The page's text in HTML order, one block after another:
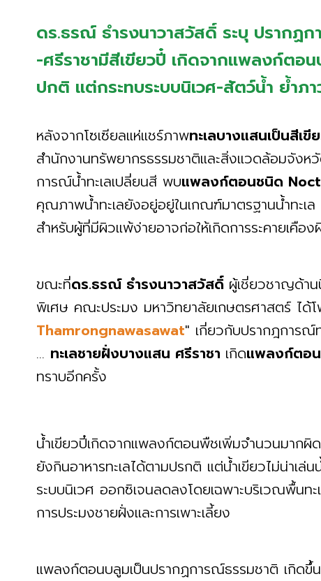
ดร.ธรณ์ ธำรงนาวาสวัสดิ์ ระบุ ปรากฏ
-ศรีราชามีสีเขียวปี๋ เกิดจากแพลงก์ตอ
ปกติ แต่กระทบระบบนิเวศ-สัตว์น้ำ ย้ำภ
หลังจากโซเซียลแห่แชร์ภาพทะเลบางแสนเป็นสีเขี
สำนักงานทรัพยากรธรรมชาติและสิ่งแวดล้อมจัง
การณ์น้ำทะเลเปลี่ยนสี พบแพลงก์ตอนชนิด
คุณภาพน้ำทะเลยังอยู่อยู่ในเกณฑ์มาตรฐานน้ำทะ
สำหรับผู้ที่มีผิวแพ้ง่ายอาจก่อให้เกิดการระคายเคือ
ขณะที่ดร.ธรณ์ ธำรงนาวาสวัสดิ์ ผู้เชี่ยวชาญด้า
พิเศษ คณะประมง มหาวิทยาลัยเกษตรศาสตร์ ไ
Thamrongnawasawat" เกี่ยวกับปรากฎการณ์ท
... ทะเลชายฝั่งบางแสน ศรีราชา เกิดแพลงก์ตอ
ทราบอีกครั้ง
น้ำเขียวปี๋เกิดจากแพลงก์ตอนพืชเพิ่มจำนวนมา
ยังกินอาหารทะเลได้ตามปรกติ แต่น้ำเขียวไม่น่าเ
ระบบนิเวศ ออกซิเจนลดลงโดยเฉพาะบริเวณพื้น
การประมงชายฝั่งและการเพาะเลี้ยง
แพลงก์ตอนบลูมเป็นปรากฏการณ์ธรรมชาติ เกิดขึ้